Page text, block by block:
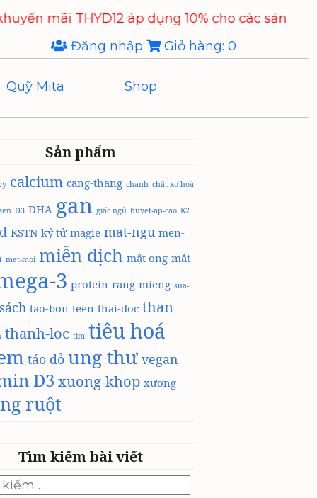
áp dụng 10% cho các sản phẩmChiết xuất Ý Dĩ
Đăng nhập
Giỏ hàng: 0
Quỹ Mita Shop
Sản phẩm
calcium cang-thang chanh chất xơ hoà
D3 DHA gan giấc ngủ huyet-ap-cao K2
KSTN kỷ tử magie mat-ngu men-
met-moi miễn dịch mật ong mắt
3 protein rang-mieng sua-
sách tao-bon teen thai-doc than
thanh-loc tim tiêu hoá
táo đỏ ung thư vegan
D3 xuong-khop xương
ruột
Tìm kiếm bài viết